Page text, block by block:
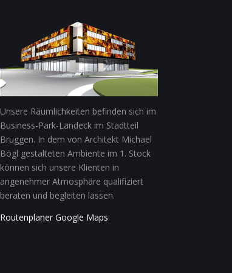
Unsere Räumlichkeiten befinden sich im
Business-Park-Landeck im Stadtteil
Bruggen. In dem von Architekt Michael
Bögl gestalteten Ambiente im 1. Stock
können sich unsere Klienten in
angenehmer Atmosphäre qualifiziert
beraten und begleiten lassen.
Routenplaner Google Maps